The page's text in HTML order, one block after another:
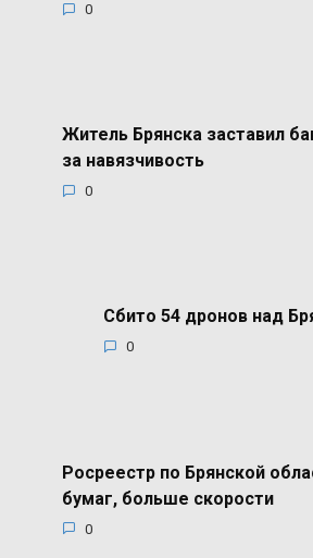
0
Житель Брянска заставил
за навязчивость
0
Сбито 54 дронов над
0
Росреестр по Брянской
бумаг, больше скорости
0